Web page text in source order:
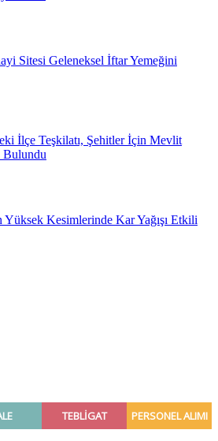
Sitesi Geleneksel İftar Yemeğini
İlçe Teşkilatı, Şehitler İçin Mevlit
Bulundu
Yüksek Kesimlerinde Kar Yağışı Etkili